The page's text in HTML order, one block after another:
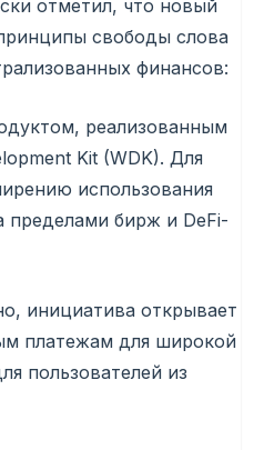
отметил, что новый
свободы слова
финансов:
реализованным
Kit (WDK). Для
использования
пределами бирж и DeFi-
инициатива открывает
платежам для широкой
пользователей из